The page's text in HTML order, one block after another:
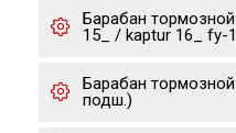
Барабан
15_ / kaptur 16_ fy-
Барабан
подш.)